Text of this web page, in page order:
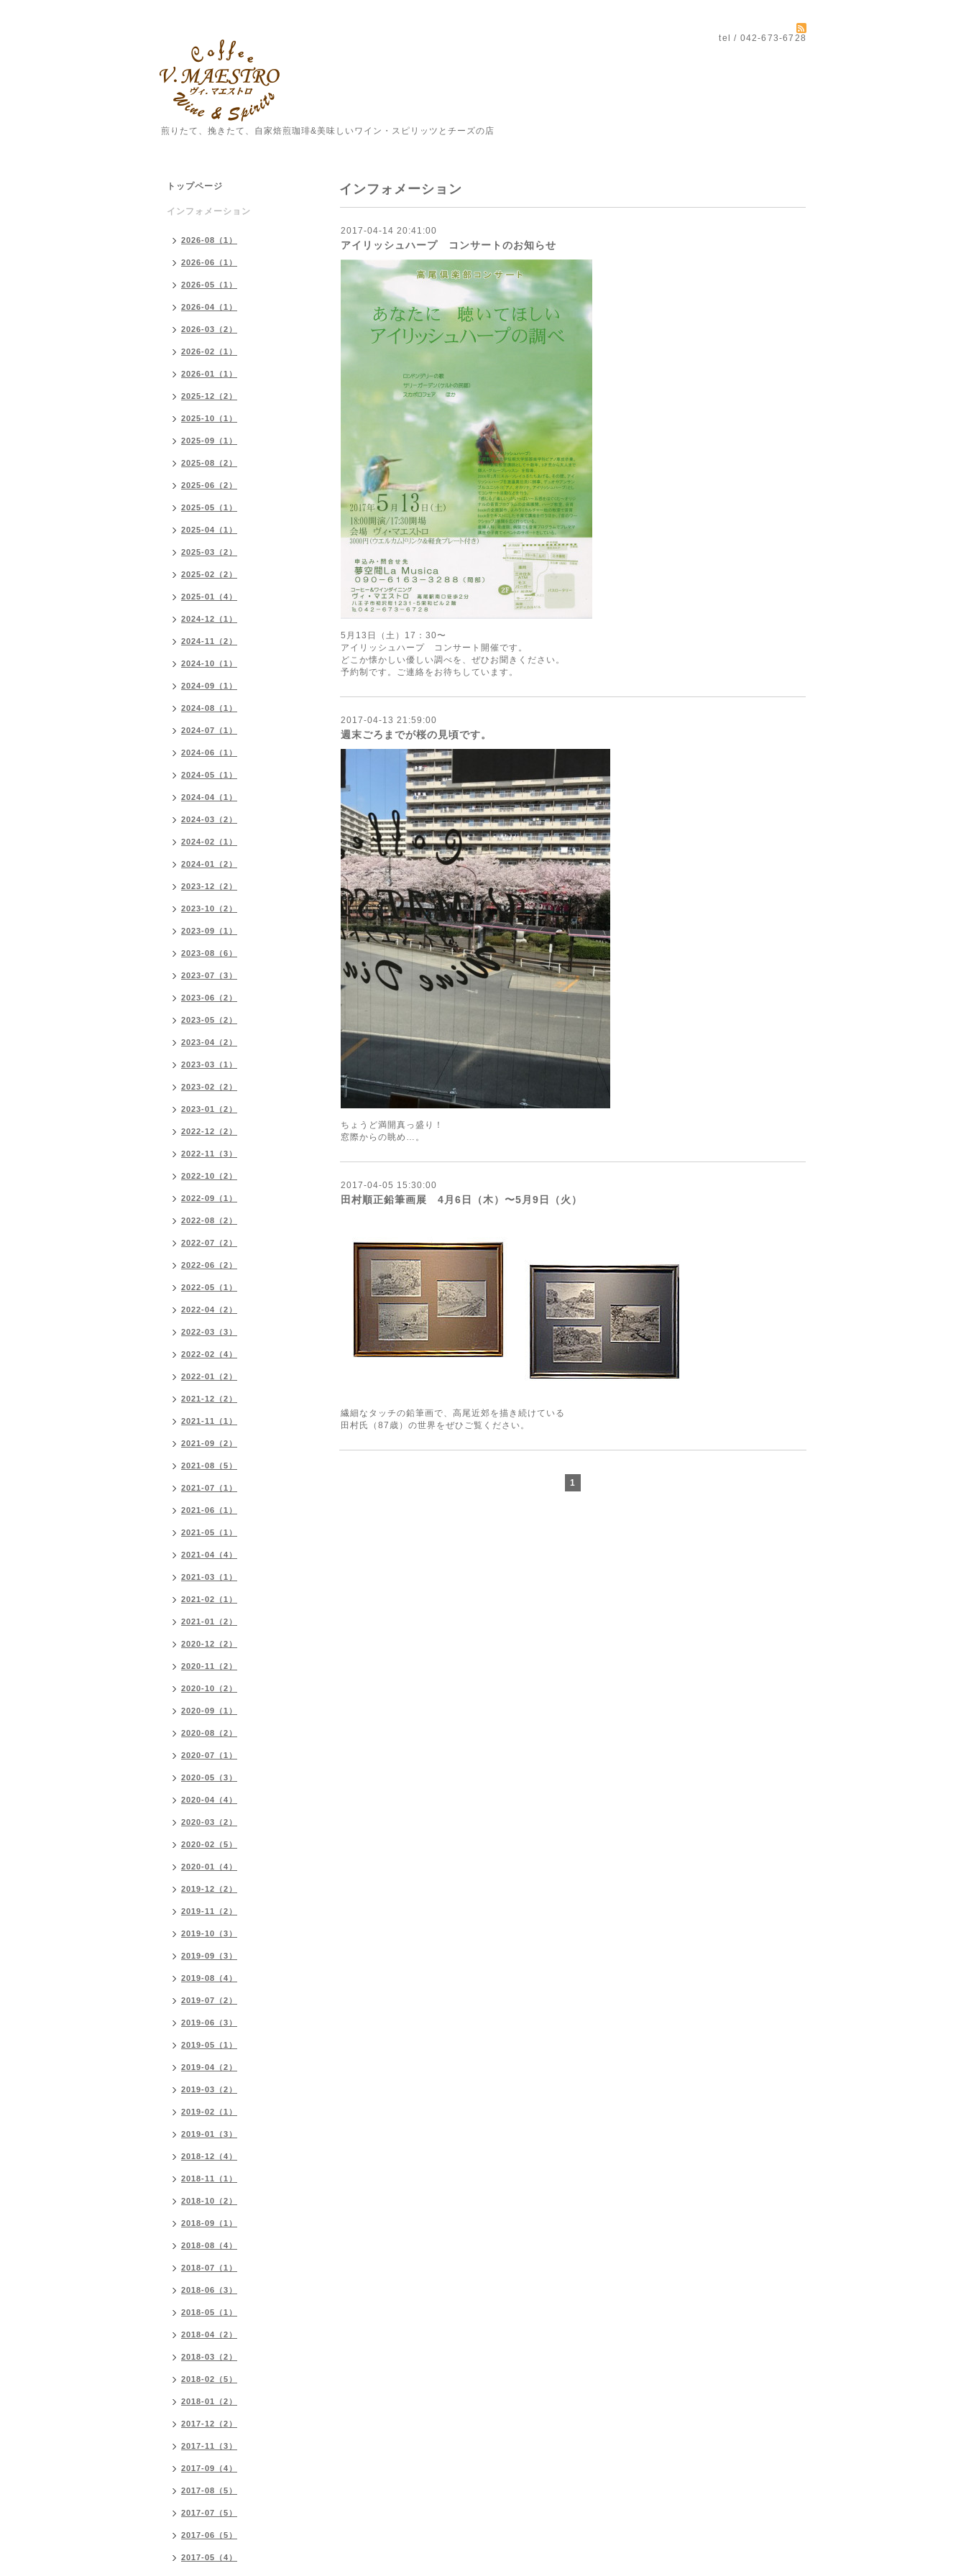
tel / 042-673-6728
煎りたて、挽きたて、自家焙煎珈琲&美味しいワイン・スピリッツとチーズの店
インフォメーション
2017-04-14 20:41:00
アイリッシュハープ コンサートのお知らせ
5月13日（土）17：30〜
アイリッシュハープ コンサート開催です。
どこか懐かしい優しい調べを、ぜひお聞きください。
予約制です。ご連絡をお待ちしています。
2017-04-13 21:59:00
週末ごろまでが桜の見頃です。
ちょうど満開真っ盛り！
窓際からの眺め…。
2017-04-05 15:30:00
田村順正鉛筆画展 4月6日（木）〜5月9日（火）
繊細なタッチの鉛筆画で、高尾近郊を描き続けている
田村氏（87歳）の世界をぜひご覧ください。
1
トップページ
インフォメーション
2026-08（1）
2026-06（1）
2026-05（1）
2026-04（1）
2026-03（2）
2026-02（1）
2026-01（1）
2025-12（2）
2025-10（1）
2025-09（1）
2025-08（2）
2025-06（2）
2025-05（1）
2025-04（1）
2025-03（2）
2025-02（2）
2025-01（4）
2024-12（1）
2024-11（2）
2024-10（1）
2024-09（1）
2024-08（1）
2024-07（1）
2024-06（1）
2024-05（1）
2024-04（1）
2024-03（2）
2024-02（1）
2024-01（2）
2023-12（2）
2023-10（2）
2023-09（1）
2023-08（6）
2023-07（3）
2023-06（2）
2023-05（2）
2023-04（2）
2023-03（1）
2023-02（2）
2023-01（2）
2022-12（2）
2022-11（3）
2022-10（2）
2022-09（1）
2022-08（2）
2022-07（2）
2022-06（2）
2022-05（1）
2022-04（2）
2022-03（3）
2022-02（4）
2022-01（2）
2021-12（2）
2021-11（1）
2021-09（2）
2021-08（5）
2021-07（1）
2021-06（1）
2021-05（1）
2021-04（4）
2021-03（1）
2021-02（1）
2021-01（2）
2020-12（2）
2020-11（2）
2020-10（2）
2020-09（1）
2020-08（2）
2020-07（1）
2020-05（3）
2020-04（4）
2020-03（2）
2020-02（5）
2020-01（4）
2019-12（2）
2019-11（2）
2019-10（3）
2019-09（3）
2019-08（4）
2019-07（2）
2019-06（3）
2019-05（1）
2019-04（2）
2019-03（2）
2019-02（1）
2019-01（3）
2018-12（4）
2018-11（1）
2018-10（2）
2018-09（1）
2018-08（4）
2018-07（1）
2018-06（3）
2018-05（1）
2018-04（2）
2018-03（2）
2018-02（5）
2018-01（2）
2017-12（2）
2017-11（3）
2017-09（4）
2017-08（5）
2017-07（5）
2017-06（5）
2017-05（4）